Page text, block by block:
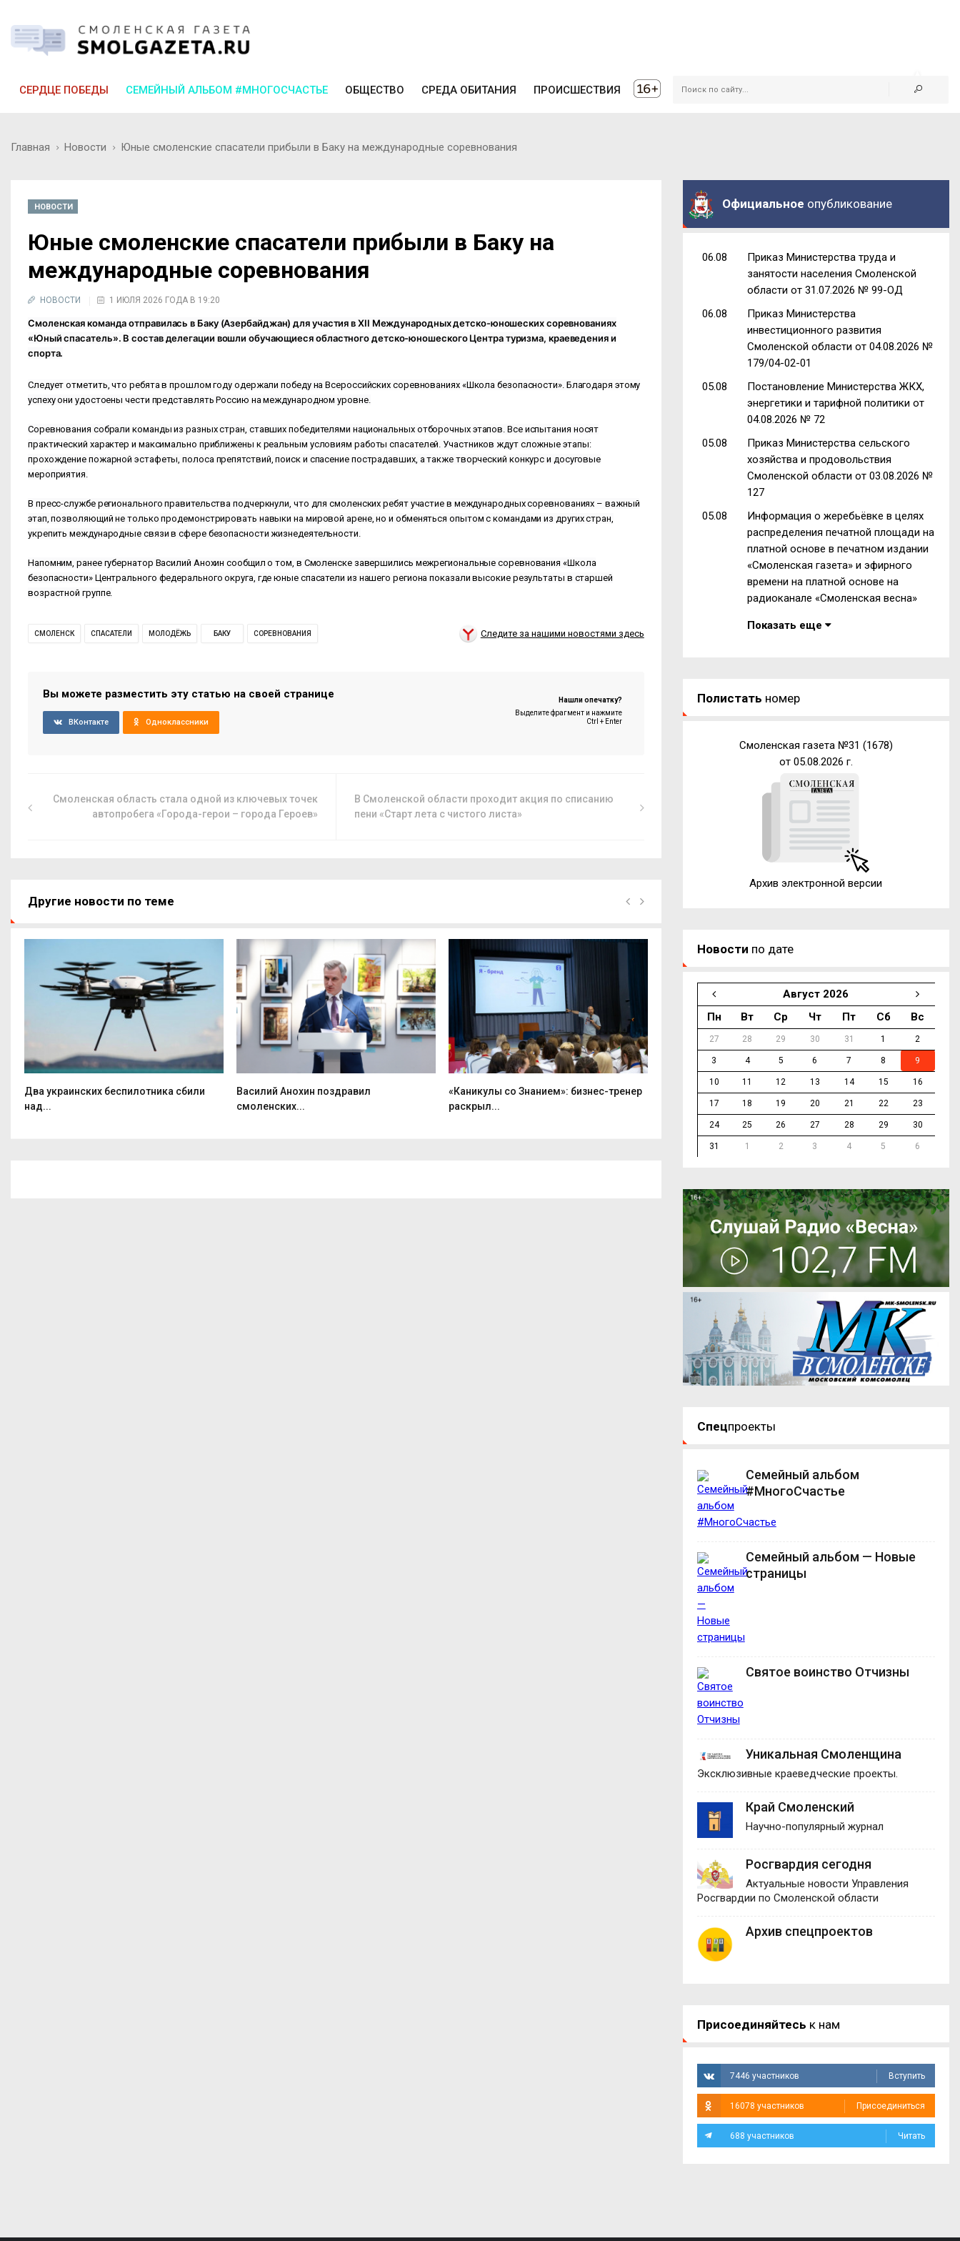
СЕРДЦЕ ПОБЕДЫ СЕМЕЙНЫЙ АЛЬБОМ #МНОГОСЧАСТЬЕ ОБЩЕСТВО СРЕДА ОБИТАНИЯ ПРОИСШЕСТВИЯ
Главная Новости Юные смоленские спасатели прибыли в Баку на международные соревнования
НОВОСТИ
Юные смоленские спасатели прибыли в Баку на
международные соревнования
НОВОСТИ 1 ИЮЛЯ 2026 ГОДА В 19:20
Смоленская команда отправилась в Баку (Азербайджан) для участия в XII Международных детско-юношеских соревнованиях
«Юный спасатель». В состав делегации вошли обучающиеся областного детско-юношеского Центра туризма, краеведения и
спорта.
Следует отметить, что ребята в прошлом году одержали победу на Всероссийских соревнованиях «Школа безопасности». Благодаря этому
успеху они удостоены чести представлять Россию на международном уровне.
Соревнования собрали команды из разных стран, ставших победителями национальных отборочных этапов. Все испытания носят
практический характер и максимально приближены к реальным условиям работы спасателей. Участников ждут сложные этапы:
прохождение пожарной эстафеты, полоса препятствий, поиск и спасение пострадавших, а также творческий конкурс и досуговые
мероприятия.
В пресс-службе регионального правительства подчеркнули, что для смоленских ребят участие в международных соревнованиях – важный
этап, позволяющий не только продемонстрировать навыки на мировой арене, но и обменяться опытом с командами из других стран,
укрепить международные связи в сфере безопасности жизнедеятельности.
Напомним, ранее губернатор Василий Анохин сообщил о том, в Смоленске завершились межрегиональные соревнования «Школа
безопасности» Центрального федерального округа, где юные спасатели из нашего региона показали высокие результаты в старшей
возрастной группе.
СМОЛЕНСК СПАСАТЕЛИ МОЛОДЁЖЬ БАКУ СОРЕВНОВАНИЯ Следите за нашими новостями здесь
Вы можете разместить эту статью на своей странице
ВКонтакте Одноклассники
Нашли опечатку?
Выделите фрагмент и нажмите
Ctrl + Enter
Смоленская область стала одной из ключевых точек
автопробега «Города-герои – города Героев»
В Смоленской области проходит акция по списанию
пени «Старт лета с чистого листа»
Другие новости по теме
Два украинских беспилотника сбили
над...
Василий Анохин поздравил
смоленских...
«Каникулы со Знанием»: бизнес-тренер
раскрыл...
Василий Анохин сообщил о сбитом
БПЛА над...
Смоленская
вмешалась в
Официальное опубликование
06.08
Приказ Министерства труда и
занятости населения Смоленской
области от 31.07.2026 № 99-ОД
06.08
Приказ Министерства
инвестиционного развития
Смоленской области от 04.08.2026 №
179/04-02-01
05.08
Постановление Министерства ЖКХ,
энергетики и тарифной политики от
04.08.2026 № 72
05.08
Приказ Министерства сельского
хозяйства и продовольствия
Смоленской области от 03.08.2026 №
127
05.08
Информация о жеребьёвке в целях
распределения печатной площади на
платной основе в печатном издании
«Смоленская газета» и эфирного
времени на платной основе на
радиоканале «Смоленская весна»
Показать еще
Полистать номер
Смоленская газета №31 (1678)
от 05.08.2026 г.
Архив электронной версии
Новости по дате
Август 2026
Пн
Вт Ср Чт Пт Сб Вс
27 28 29 30 31 1 2
3 4 5 6 7 8 9
10 11 12 13 14 15 16
17 18 19 20 21 22 23
24 25 26 27 28 29 30
31 1 2 3 4 5 6
Спецпроекты
Семейный альбом
#МногоСчастье
Семейный альбом — Новые
страницы
Святое воинство Отчизны
Уникальная Смоленщина
Эксклюзивные краеведческие проекты.
Край Смоленский
Научно-популярный журнал
Росгвардия сегодня
Актуальные новости Управления
Росгвардии по Смоленской области
Архив спецпроектов
Присоединяйтесь к нам
7446 участников Вступить
16078 участников Присоединиться
688 участников Читать